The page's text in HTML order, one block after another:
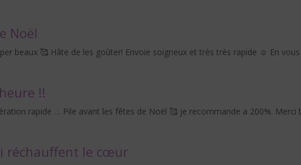
Noël
beaux 🥰 Hâte de les goûter! Envoie soigneux et très très rapide ☺️ En
!!
rapide … Pile avant les fêtes de Noël 🥰 je recommande a 200%. Merci
réchauffent le cœur